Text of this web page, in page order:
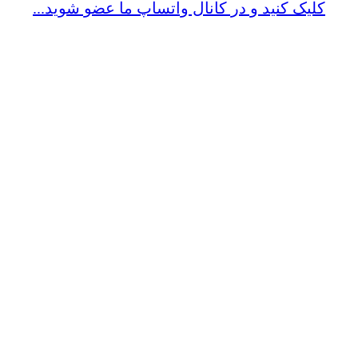
کلیک کنید و در کانال واتساپ ما عضو شوید...